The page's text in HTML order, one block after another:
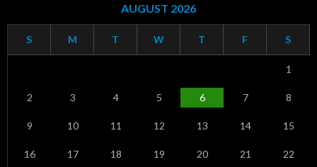
AUGUST 2026
S M T W T F S
1
2 3 4 5 6 7 8
9 10 11 12 13 14 15
16 17 18 19 20 21 22